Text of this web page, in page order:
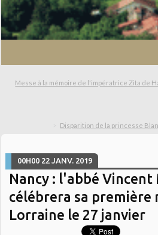
Messe à la mémoire de l'impératrice Zita de
Disparition de la princesse
00H00 22 JANV. 2019
Nancy : l'abbé Vincent
célébrera sa première
Lorraine le 27 janvier